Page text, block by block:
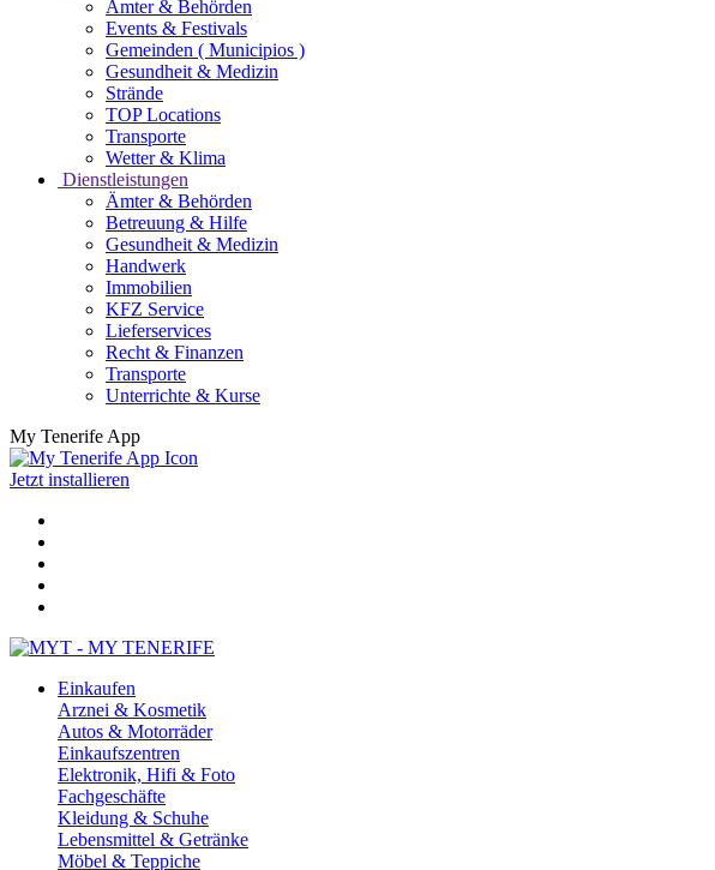
Ämter & Behörden
Events & Festivals
Gemeinden ( Municipios )
Gesundheit & Medizin
Strände
TOP Locations
Transporte
Wetter & Klima
Dienstleistungen
Ämter & Behörden
Betreuung & Hilfe
Gesundheit & Medizin
Handwerk
Immobilien
KFZ Service
Lieferservices
Recht & Finanzen
Transporte
Unterrichte & Kurse
My Tenerife App
Jetzt installieren
Einkaufen
Arznei & Kosmetik
Autos & Motorräder
Einkaufszentren
Elektronik, Hifi & Foto
Fachgeschäfte
Kleidung & Schuhe
Lebensmittel & Getränke
Möbel & Teppiche